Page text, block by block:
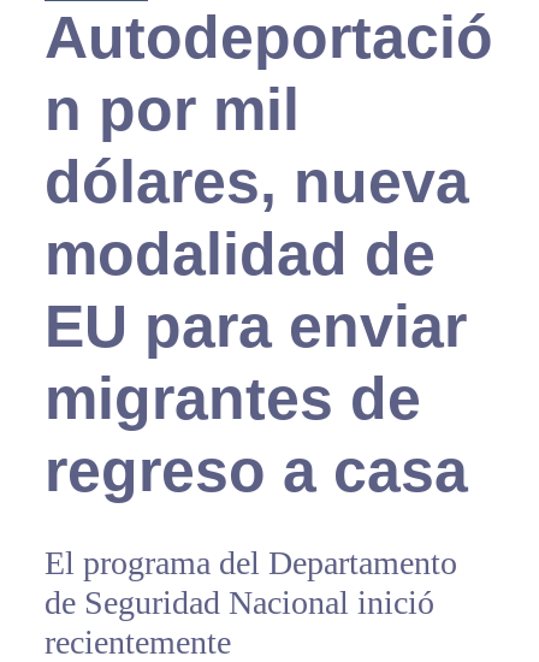
Autodeportació
n por mil
dólares, nueva
modalidad de
EU para enviar
migrantes de
regreso a casa
El programa del Departamento
de Seguridad Nacional inició
recientemente